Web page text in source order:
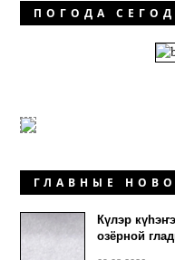
ПОГОДА
ГЛАВНЫЕ
Күлэр
озёрной